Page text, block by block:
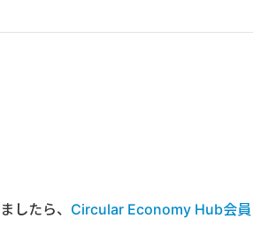
したら、 Circular Economy Hub会員